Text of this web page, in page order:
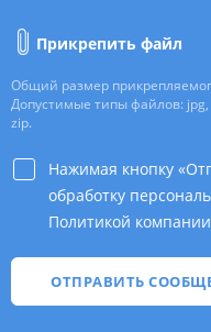
Прикрепить файл
Общий размер
Допустимые типы файлов: jpg,
zip.
Нажимая кнопку
обработку
Политикой компании